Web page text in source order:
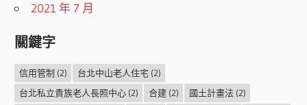
2021 年 7 月
關鍵字
信用管制 (2) 台北中山老人住宅 (2)
台北私立貴族老人長照中心(2) 合建(2) 國土計畫法(2)